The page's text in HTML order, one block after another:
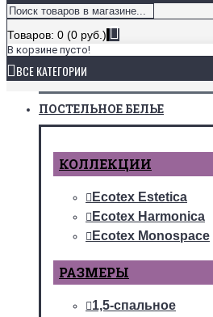
Товаров: 0 (0 руб.)
В корзине пусто!
ВСЕ КАТЕГОРИИ
ПОСТЕЛЬНОЕ БЕЛЬЕ
КОЛЛЕКЦИИ
Ecotex Estetica
Ecotex Harmonica
Ecotex Monospace
РАЗМЕРЫ
1,5-спальное